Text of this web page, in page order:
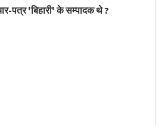
पत्र 'बिहारी' के सम्पादक थे ?